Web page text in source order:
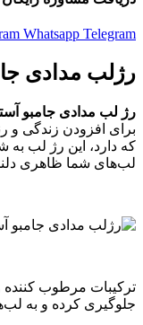
Whatsapp Telegram
رژلب مدادی
رژ لب مدادی جامبو
برای افزودن زندگی و
که دارد، این رژ لب به
لب‌های شما ظاهری
ترکیبات مرطوب
جلوگیری کرده و به